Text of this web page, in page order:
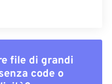
file di grandi
code o